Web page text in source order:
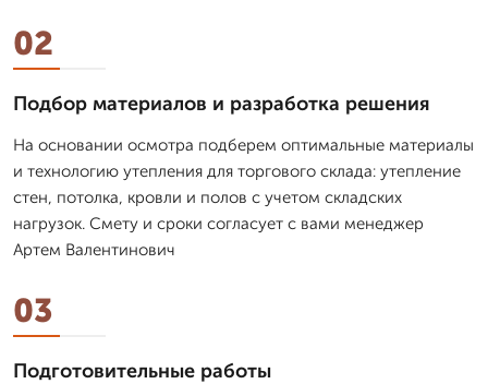
02
Подбор материалов и разработка решения
На основании осмотра подберем оптимальные материалы
и технологию утепления для торгового склада: утепление
стен, потолка, кровли и полов с учетом складских
нагрузок. Смету и сроки согласует с вами менеджер
Артем Валентинович
03
Подготовительные работы